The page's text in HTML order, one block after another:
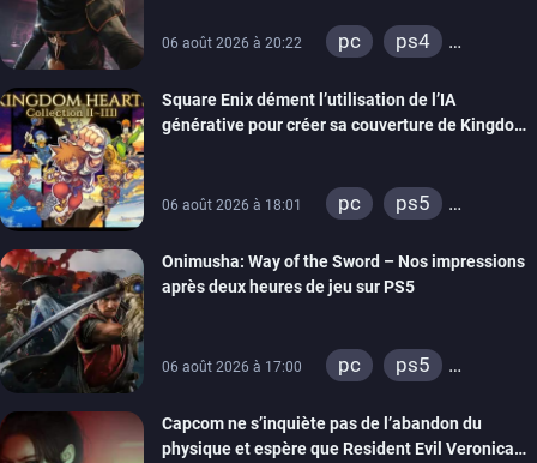
06 août 2026 à 20:22 pc
ps4
Square Enix dément l’utilisation de l’IA
générative pour créer sa couverture de Kingdom
06 août 2026 à 18:01 pc
ps5
switch 2
Onimusha: Way of the Sword – Nos impressions
après deux heures de jeu sur PS5
06 août 2026 à 17:00 pc
ps5
switch 2
Capcom ne s’inquiète pas de l’abandon du
physique et espère que Resident Evil Veronica